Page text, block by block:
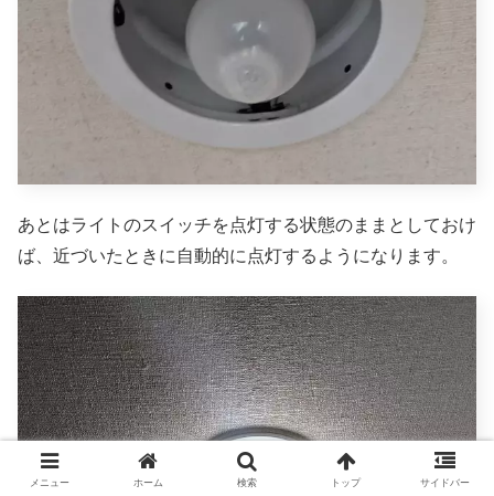
あとはライトのスイッチを点灯する状態のままとしておけ
ば、近づいたときに自動的に点灯するようになります。
メニュー ホーム 検索 トップ サイドバー